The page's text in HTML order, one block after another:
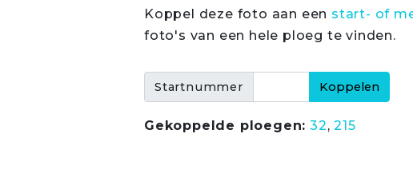
Koppel deze foto aan een start- of
foto's van een hele ploeg te vinden.
Startnummer
Gekoppelde ploegen: 32,215